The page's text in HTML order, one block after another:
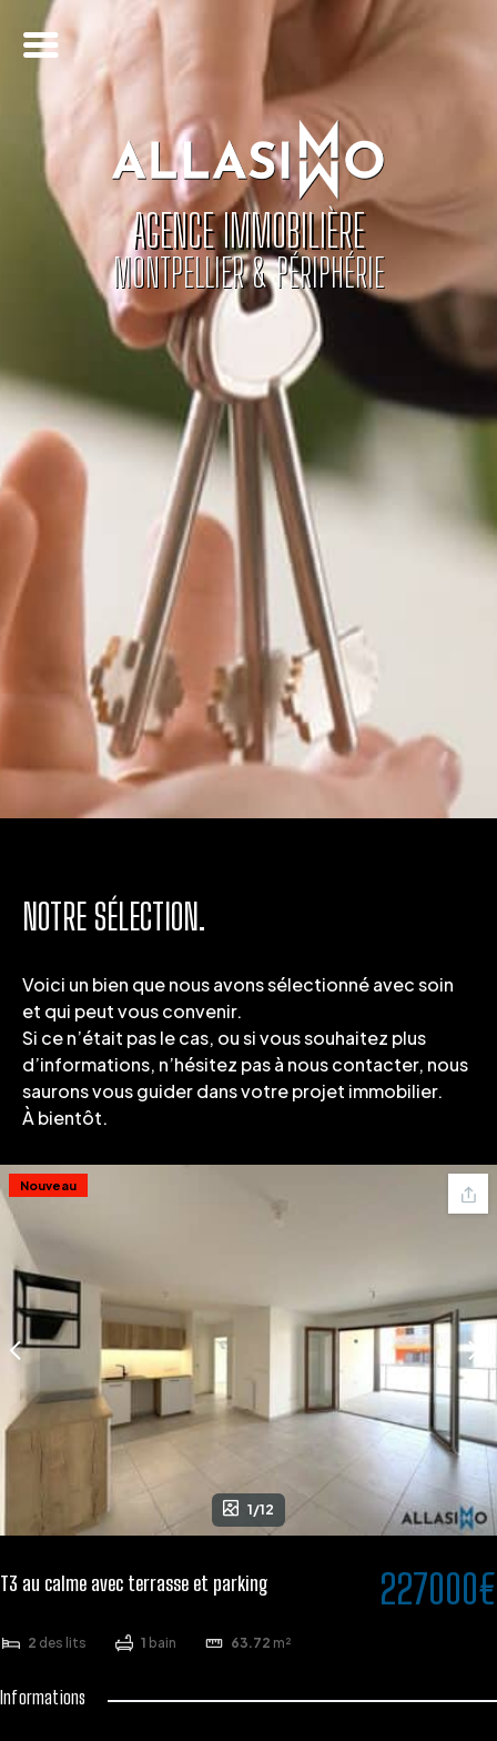
AGENCE IMMOBILIÈRE
MONTPELLIER & PÉRIPHÉRIE
NOTRE SÉLECTION.
Voici un bien que nous avons sélectionné avec soin
et qui peut vous convenir.
Si ce n’était pas le cas, ou si vous souhaitez plus
d’informations, n’hésitez pas à nous contacter, nous
saurons vous guider dans votre projet immobilier.
À bientôt.
Nouveau
1/12
T3 au calme avec terrasse et parking
2 des lits 1 bain 63.72 m²
227000€
Informations